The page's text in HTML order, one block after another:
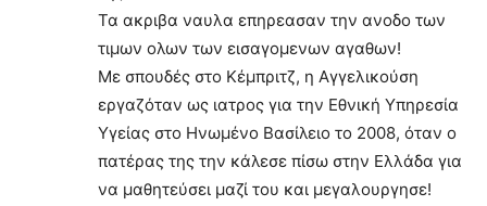
Τα ακριβα ναυλα επηρεασαν την ανοδο των
τιμων ολων των εισαγομενων αγαθων!
Με σπουδές στο Κέμπριτζ, η Αγγελικούση
εργαζόταν ως ιατρος για την Εθνική Υπηρεσία
Υγείας στο Ηνωμένο Βασίλειο το 2008, όταν ο
πατέρας της την κάλεσε πίσω στην Ελλάδα για
να μαθητεύσει μαζί του και μεγαλουργησε!